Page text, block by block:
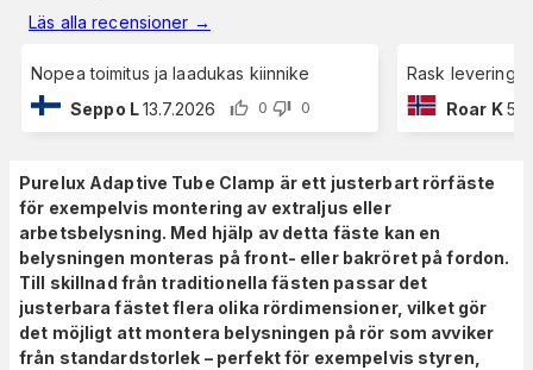
Läs alla recensioner →
Nopea toimitus ja laadukas kiinnike
Seppo L13.7.2026 0 0
Rask levering,
Roar K
Purelux Adaptive Tube Clamp är ett justerbart rörfäste
för exempelvis montering av extraljus eller
arbetsbelysning. Med hjälp av detta fäste kan en
belysningen monteras på front- eller bakröret på fordon.
Till skillnad från traditionella fästen passar det
justerbara fästet flera olika rördimensioner, vilket gör
det möjligt att montera belysningen på rör som avviker
från standardstorlek – perfekt för exempelvis styren,